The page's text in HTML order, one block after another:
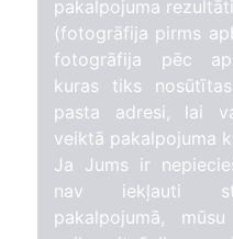
pakalpojuma
(fotogrāfija pirms
fotogrāfija pēc
kuras tiks
pasta adresi, lai
veiktā pakalpojuma
Ja Jums ir
nav iekļauti
pakalpojumā,